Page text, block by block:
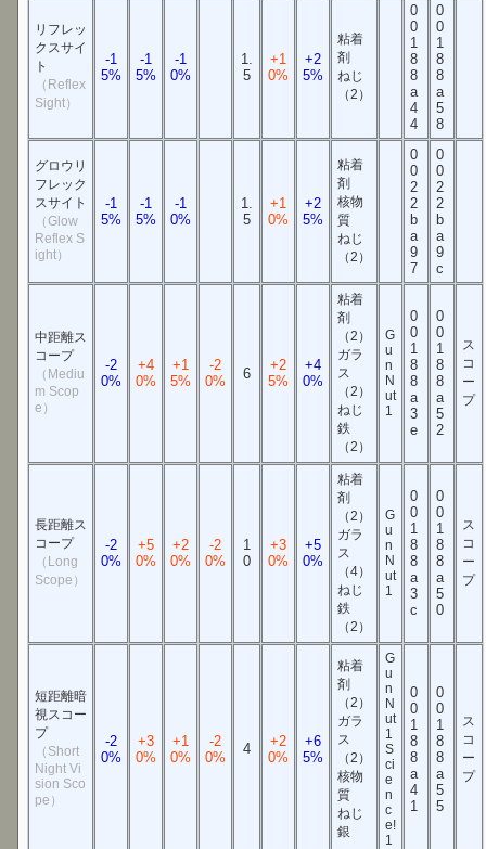
リフレッ
クスサイ
ト
（Reflex
Sight）
-1
5%
-1
5%
-1
0%
1.
5
+1
0%
+2
5%
粘着
剤
ねじ
（2）
0
0
1
8
8
a
4
4
0
0
1
8
8
a
5
8
グロウリ
フレック
スサイト
（Glow
Reflex S
ight）
-1
5%
-1
5%
-1
0%
1.
5
+1
0%
+2
5%
粘着
剤
核物
質
ねじ
（2）
0
0
2
2
b
a
9
7
0
0
2
2
b
a
9
c
中距離ス
コープ
（Mediu
m Scop
e）
-2
0%
+4
0%
+1
5%
-2
0%
6
+2
5%
+4
0%
粘着
剤
（2）
ガラ
ス
（2）
ねじ
鉄
（2）
G
u
n
N
ut
1
0
0
1
8
8
a
3
e
0
0
1
8
8
a
5
2
ス
コ
ー
プ
長距離ス
コープ
（Long
Scope）
-2
0%
+5
0%
+2
0%
-2
0%
1
0
+3
0%
+5
0%
粘着
剤
（2）
ガラ
ス
（4）
ねじ
鉄
（2）
G
u
n
N
ut
1
0
0
1
8
8
a
3
c
0
0
1
8
8
a
5
0
ス
コ
ー
プ
短距離暗
視スコー
プ
（Short
Night Vi
sion Sco
pe）
-2
0%
+3
0%
+1
0%
-2
0%
4
+2
0%
+6
5%
粘着
剤
（2）
ガラ
ス
（2）
核物
質
ねじ
銀
G
u
n
N
ut
1
S
ci
e
n
c
e!
1
0
0
1
8
8
a
4
1
0
0
1
8
8
a
5
5
ス
コ
ー
プ